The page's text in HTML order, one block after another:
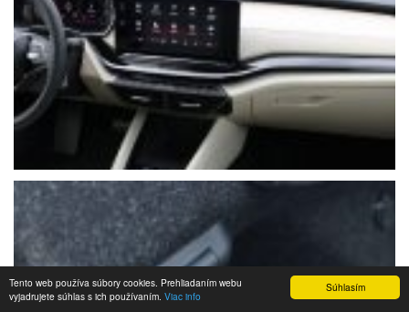
Súhlasím
Tento web používa súbory cookies. Prehliadaním webu
vyjadrujete súhlas s ich používaním. Viac info